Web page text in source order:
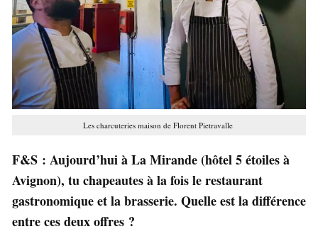
Les charcuteries maison de Florent Pietravalle
F&S : Aujourd’hui à La Mirande (hôtel 5 étoiles à
Avignon), tu chapeautes à la fois le restaurant
gastronomique et la brasserie. Quelle est la différence
entre ces deux offres ?